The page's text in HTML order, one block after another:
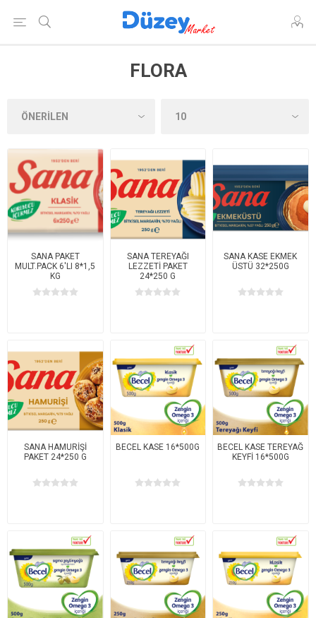
FLORA
SANA PAKET
MULT.PACK 6'LI 8*1,5
KG
SANA TEREYAĞI
LEZZETİ PAKET
24*250 G
SANA KASE EKMEK
ÜSTÜ 32*250G
SANA HAMURİŞİ
PAKET 24*250 G
BECEL KASE 16*500G
BECEL KASE TEREYAĞ
KEYFİ 16*500G